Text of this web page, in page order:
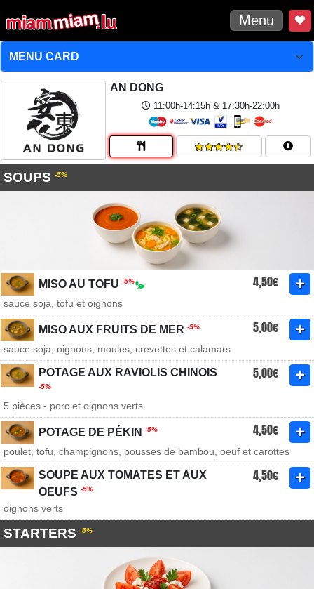
Menu
AN DONG
11:00h-14:15h & 17:30h-22:00h
SOUPS -5%
MISO AU TOFU -5% 4,50€
sauce soja, tofu et oignons
MISO AUX FRUITS DE MER -5% 5,00€
sauce soja, oignons, moules, crevettes et calamars
POTAGE AUX RAVIOLIS CHINOIS
-5%
5,00€
5 pièces - porc et oignons verts
POTAGE DE PÉKIN -5% 4,50€
poulet, tofu, champignons, pousses de bambou, oeuf et carottes
SOUPE AUX TOMATES ET AUX
OEUFS -5%
4,50€
oignons verts
STARTERS -5%